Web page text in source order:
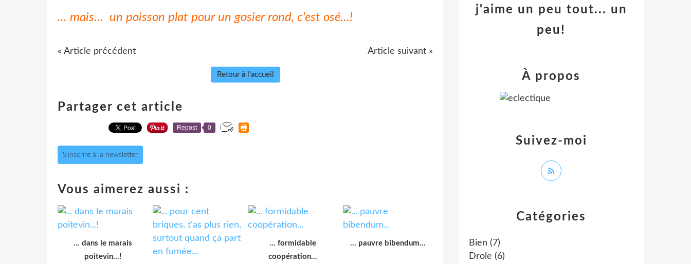
... mais... un poisson plat pour un gosier rond, c'est osé...!
« Article précédent Article suivant »
Retour à l'accueil
Partager cet article
Repost 0
S'inscrire à la newsletter
Vous aimerez aussi :
... dans le marais
poitevin...!
... formidable
coopération...
... pauvre bibendum...
Catégories
Bien (7)
Drole (6)
j'aime un peu tout... un
peu!
Suivez-moi
À propos